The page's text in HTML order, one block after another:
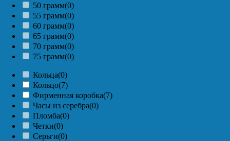
50 грамм(0)
55 грамм(0)
60 грамм(0)
65 грамм(0)
70 грамм(0)
75 грамм(0)
Кольца(0)
Кольцо(7)
Фирменная коробка(7)
Часы из серебра(0)
Пломба(0)
Четки(0)
Серьги(0)